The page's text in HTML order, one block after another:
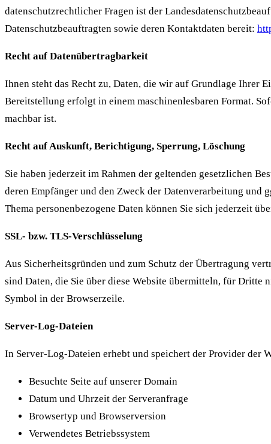
datenschutzrechtlicher Fragen ist der
Datenschutzbeauftragten sowie deren Kontaktdaten bereit:
Recht auf Datenübertragbarkeit
Ihnen steht das Recht zu, Daten, die wir auf Grundlage Ihrer
Bereitstellung erfolgt in einem maschinenlesbaren Format.
machbar ist.
Recht auf Auskunft, Berichtigung, Sperrung, Löschung
Sie haben jederzeit im Rahmen der geltenden gesetzlichen
deren Empfänger und den Zweck der Datenverarbeitung und
Thema personenbezogene Daten können Sie sich jederzeit
SSL- bzw. TLS-Verschlüsselung
Aus Sicherheitsgründen und zum Schutz der Übertragung
sind Daten, die Sie über diese Website übermitteln, für Dritte
Symbol in der Browserzeile.
Server-Log-Dateien
In Server-Log-Dateien erhebt und speichert der Provider der
Besuchte Seite auf unserer Domain
Datum und Uhrzeit der Serveranfrage
Browsertyp und Browserversion
Verwendetes Betriebssystem